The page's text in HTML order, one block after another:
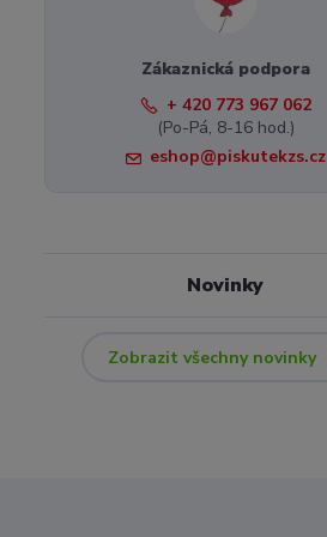
Zákaznická podpora
+ 420 773 967 062
(Po-Pá, 8-16 hod.)
eshop@piskutekzs.cz
Novinky
Zobrazit všechny novinky